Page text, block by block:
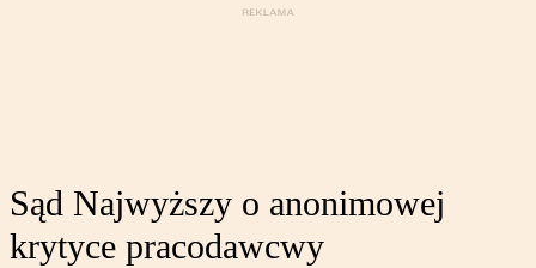
Sąd Najwyższy o anonimowej
krytyce pracodawcwy